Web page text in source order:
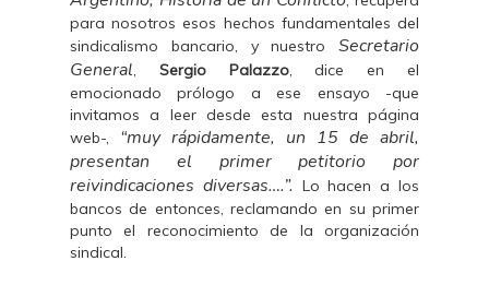
para nosotros esos hechos fundamentales del
sindicalismo bancario, y nuestro Secretario
General, Sergio Palazzo, dice en el
emocionado prólogo a ese ensayo -que
invitamos a leer desde esta nuestra página
web-, “muy rápidamente, un 15 de abril,
presentan el primer petitorio por
reivindicaciones diversas….”. Lo hacen a los
bancos de entonces, reclamando en su primer
punto el reconocimiento de la organización
sindical.